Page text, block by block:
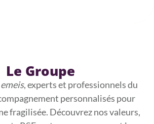
Le Groupe
emeis, experts et professionnels du
personnalisés pour
fragilisée. Découvrez nos valeurs,